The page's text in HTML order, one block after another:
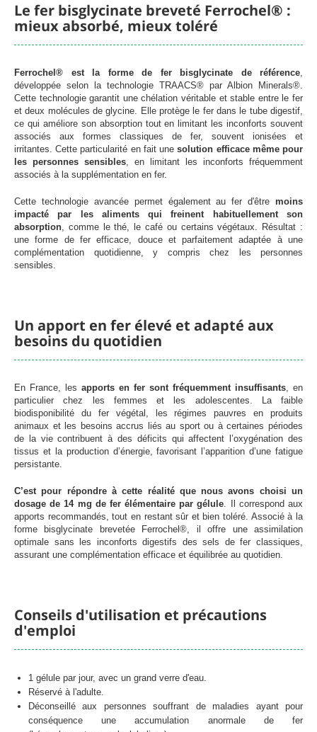
Le fer bisglycinate breveté Ferrochel® :
mieux absorbé, mieux toléré
Ferrochel® est la forme de fer bisglycinate de référence,
développée selon la technologie TRAACS® par Albion Minerals®.
Cette technologie garantit une chélation véritable et stable entre le fer
et deux molécules de glycine. Elle protège le fer dans le tube digestif,
ce qui améliore son absorption tout en limitant les inconforts souvent
associés aux formes classiques de fer, souvent ionisées et
irritantes. Cette particularité en fait unesolution efficace même pour
les personnes sensibles, en limitant les inconforts fréquemment
associés à la supplémentation en fer.
Cette technologie avancée permet également au fer d'être moins
impacté par les aliments qui freinent habituellement son
absorption, comme le thé, le café ou certains végétaux. Résultat :
une forme de fer efficace, douce et parfaitement adaptée à une
complémentation quotidienne, y compris chez les personnes
sensibles.
Un apport en fer élevé et adapté aux
besoins du quotidien
En France, les apports en fer sont fréquemment insuffisants, en
particulier chez les femmes et les adolescentes. La faible
biodisponibilité du fer végétal, les régimes pauvres en produits
animaux et les besoins accrus liés au sport ou à certaines périodes
de la vie contribuent à des déficits qui affectent l’oxygénation des
tissus et la production d’énergie, favorisant l’apparition d’une fatigue
persistante.
C’est pour répondre à cette réalité que nous avons choisi un
dosage de 14 mg de fer élémentaire par gélule. Il correspond aux
apports recommandés, tout en restant sûr et bien toléré. Associé à la
forme bisglycinate brevetée Ferrochel®, il offre une assimilation
optimale sans les inconforts digestifs des sels de fer classiques,
assurant une complémentation efficace et équilibrée au quotidien.
Conseils d'utilisation et précautions
d'emploi
1 gélule par jour, avec un grand verre d'eau.
Réservé à l'adulte.
Déconseillé aux personnes souffrant de maladies ayant pour
conséquence une accumulation anormale de fer